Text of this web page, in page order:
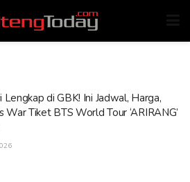
Lengkap di GBK! Ini Jadwal, Harga,
War Tiket BTS World Tour ‘ARIRANG’